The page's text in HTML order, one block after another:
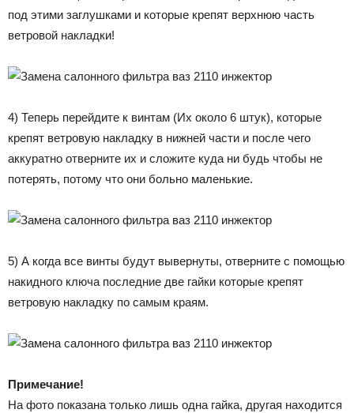
под этими заглушками и которые крепят верхнюю часть
ветровой накладки!
4) Теперь перейдите к винтам (Их около 6 штук), которые
крепят ветровую накладку в нижней части и после чего
аккуратно отверните их и сложите куда ни будь чтобы не
потерять, потому что они больно маленькие.
5) А когда все винты будут вывернуты, отверните с помощью
накидного ключа последние две гайки которые крепят
ветровую накладку по самым краям.
Примечание!
На фото показана только лишь одна гайка, другая находится